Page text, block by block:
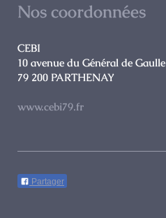
Nos coordonnées
CEBI
10 avenue du Général de Gaulle
79 200 PARTHENAY
www.cebi79.fr
Partager